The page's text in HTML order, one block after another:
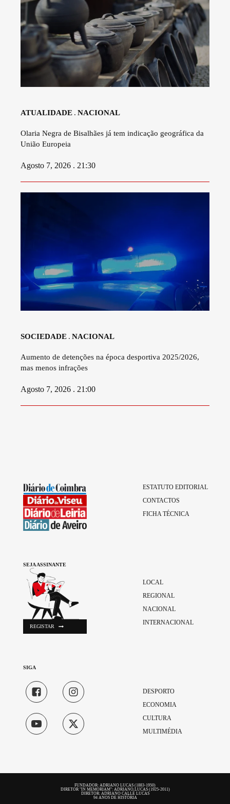
ATUALIDADE NACIONAL
Olaria Negra de Bisalhães já tem indicação geográfica da
União Europeia
Agosto 7, 2026 . 21:30
SOCIEDADE NACIONAL
Aumento de detenções na época desportiva 2025/2026,
mas menos infrações
Agosto 7, 2026 . 21:00
ESTATUTO EDITORIAL
CONTACTOS
FICHA TÉCNICA
LOCAL
REGIONAL
NACIONAL
INTERNACIONAL
DESPORTO
ECONOMIA
CULTURA
MULTIMÉDIA
SEJA ASSINANTE
REGISTAR
SIGA
FUNDADOR: ADRIANO LUCAS (1883-1950)
DIRETOR "IN MEMORIAM": ADRIANO LUCAS (1925-2011)
DIRETOR: ADRIANO CALLÉ LUCAS
94 ANOS DE HISTÓRIA